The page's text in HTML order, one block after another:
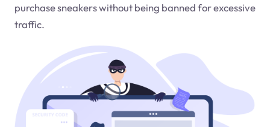
purchase sneakers without being banned for excessive
traffic.